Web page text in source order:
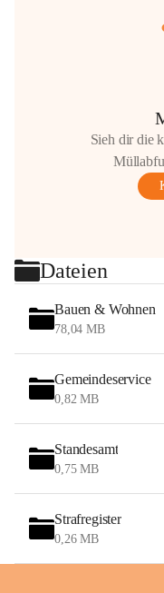
Sieh dir die
Dateien
Bauen & Wohnen
78,04 MB
Gemeindeservice
0,82 MB
Standesamt
0,75 MB
Strafregister
0,26 MB